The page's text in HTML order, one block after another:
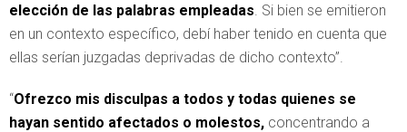
elección de las palabras empleadas . Si bien se emitieron
en un contexto específico, debí haber tenido en cuenta que
ellas serían juzgadas deprivadas de dicho contexto”.
“Ofrezco mis disculpas a todos y todas quienes se
hayan sentido afectados o molestos, concentrando a